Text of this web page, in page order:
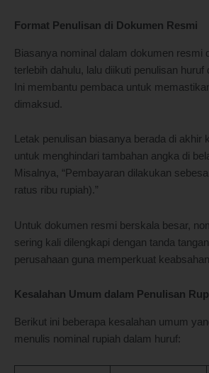
Format Penulisan di Dokumen Resmi
Biasanya nominal dalam dokumen resmi
terlebih dahulu, lalu diikuti penulisan huruf
Ini membantu pembaca untuk
dimaksud.
Letak penulisan biasanya berada di akhir
untuk menghindari tambahan angka di
Misalnya, “Pembayaran dilakukan
ratus ribu rupiah).”
Untuk dokumen resmi berskala besar,
sering kali dilengkapi dengan tanda
perusahaan guna memperkuat
Kesalahan Umum dalam Penulisan
Berikut ini beberapa kesalahan umum
menulis nominal rupiah dalam huruf: